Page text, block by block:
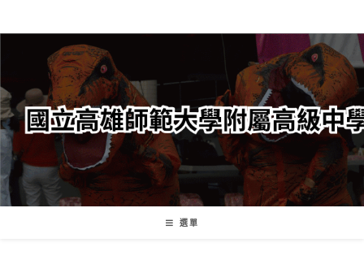
轉
要
內
容
選單